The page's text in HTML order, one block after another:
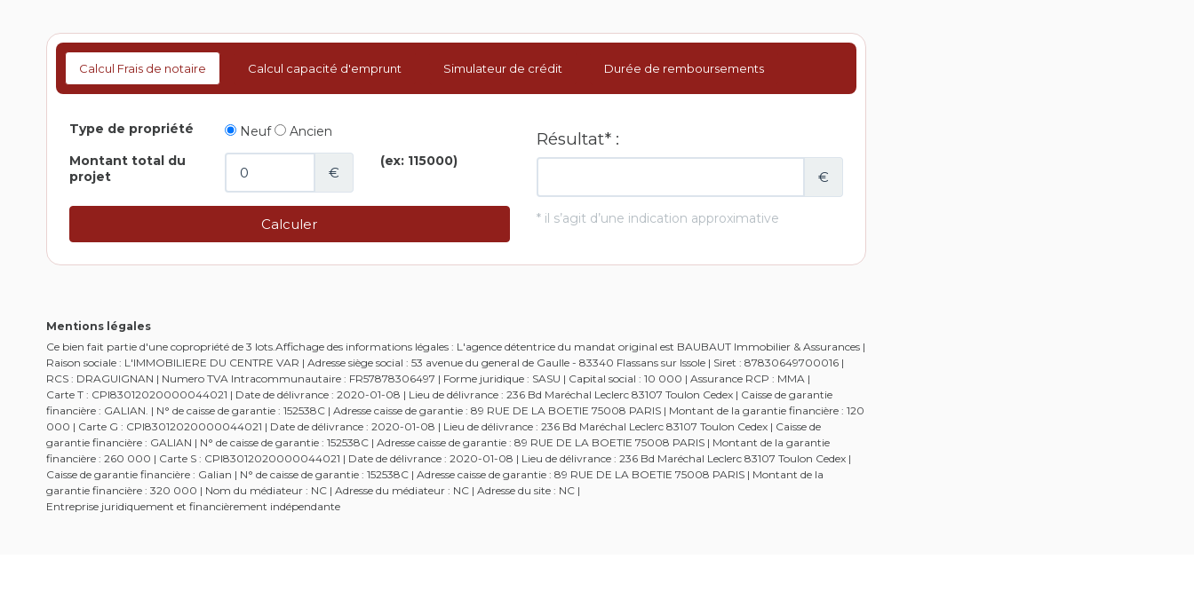
Calcul Frais de notaire Calcul capacité d'emprunt Simulateur de crédit Durée de remboursements
Mentions légales
Ce bien fait partie d'une copropriété de 3 lots.Affichage des informations légales : L'agence détentrice du mandat original est BAUBAUT Immobilier & Assurances |
Raison sociale : L'IMMOBILIERE DU CENTRE VAR | Adresse siège social : 53 avenue du general de Gaulle - 83340 Flassans sur Issole | Siret : 87830649700016 |
RCS : DRAGUIGNAN | Numero TVA Intracommunautaire : FR57878306497 | Forme juridique : SASU | Capital social : 10 000 | Assurance RCP : MMA |
Carte T : CPI83012020000044021 | Date de délivrance : 2020-01-08 | Lieu de délivrance : 236 Bd Maréchal Leclerc 83107 Toulon Cedex | Caisse de garantie
financière : GALIAN. | N° de caisse de garantie : 152538C | Adresse caisse de garantie : 89 RUE DE LA BOETIE 75008 PARIS | Montant de la garantie financière : 120
000 | Carte G : CPI83012020000044021 | Date de délivrance : 2020-01-08 | Lieu de délivrance : 236 Bd Maréchal Leclerc 83107 Toulon Cedex | Caisse de
garantie financière : GALIAN | N° de caisse de garantie : 152538C | Adresse caisse de garantie : 89 RUE DE LA BOETIE 75008 PARIS | Montant de la garantie
financière : 260 000 | Carte S : CPI83012020000044021 | Date de délivrance : 2020-01-08 | Lieu de délivrance : 236 Bd Maréchal Leclerc 83107 Toulon Cedex |
Caisse de garantie financière : Galian | N° de caisse de garantie : 152538C | Adresse caisse de garantie : 89 RUE DE LA BOETIE 75008 PARIS | Montant de la
garantie financière : 320 000 | Nom du médiateur : NC | Adresse du médiateur : NC | Adresse du site : NC |
Entreprise juridiquement et financièrement indépendante